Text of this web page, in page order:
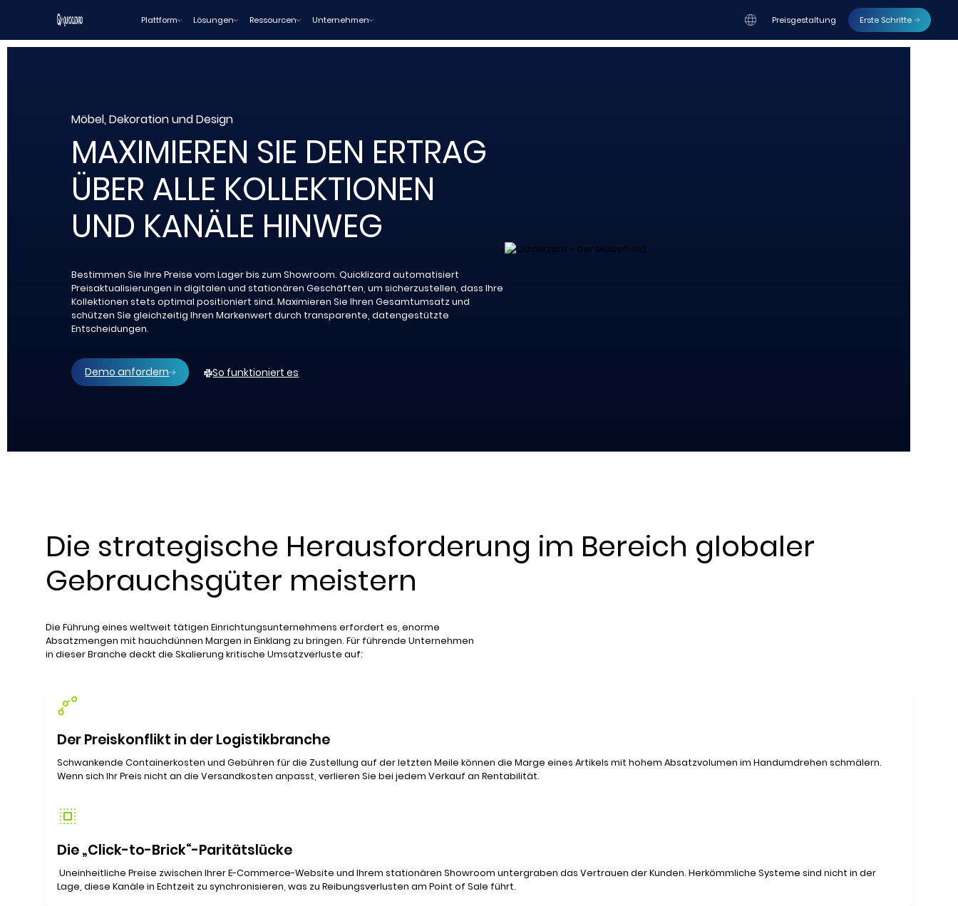
Plattform Lösungen Ressourcen Unternehmen Preisgestaltung Erste Schritte
Möbel, Dekoration und Design
MAXIMIEREN SIE DEN ERTRAG
ÜBER ALLE KOLLEKTIONEN
UND KANÄLE HINWEG
Bestimmen Sie Ihre Preise vom Lager bis zum Showroom. Quicklizard automatisiert
Preisaktualisierungen in digitalen und stationären Geschäften, um sicherzustellen, dass Ihre
Kollektionen stets optimal positioniert sind. Maximieren Sie Ihren Gesamtumsatz und
schützen Sie gleichzeitig Ihren Markenwert durch transparente, datengestützte
Entscheidungen.
Demo anfordern So funktioniert es
Die strategische Herausforderung im Bereich globaler
Gebrauchsgüter meistern
Die Führung eines weltweit tätigen Einrichtungsunternehmens erfordert es, enorme
Absatzmengen mit hauchdünnen Margen in Einklang zu bringen. Für führende Unternehmen
in dieser Branche deckt die Skalierung kritische Umsatzverluste auf:
Der Preiskonflikt in der Logistikbranche
Schwankende Containerkosten und Gebühren für die Zustellung auf der letzten Meile können die Marge eines Artikels mit hohem Absatzvolumen im Handumdrehen schmälern.
Wenn sich Ihr Preis nicht an die Versandkosten anpasst, verlieren Sie bei jedem Verkauf an Rentabilität.
Die „Click-to-Brick“-Paritätslücke
Uneinheitliche Preise zwischen Ihrer E-Commerce-Website und Ihrem stationären Showroom untergraben das Vertrauen der Kunden. Herkömmliche Systeme sind nicht in der
Lage, diese Kanäle in Echtzeit zu synchronisieren, was zu Reibungsverlusten am Point of Sale führt.